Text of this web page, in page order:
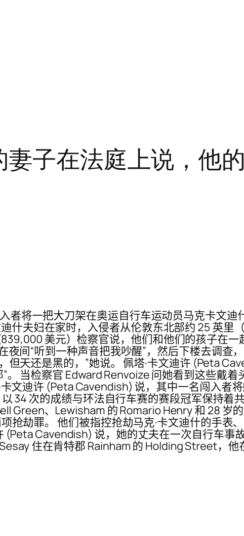
子在法庭上说，他
者将一把大刀架在奥运自行车运动员马克卡文迪
什夫妇在家时，入侵者从伦敦东北部约 25 英里
美元）检察官说，他们和他们的孩子在
间“听到一种声音把我吵醒”，然后下楼去调查
但天还是黑的，”她说。 佩塔·卡文迪许 (Peta
。 当检察官 Edward Renvoize 问她看到这些戴
文迪许 (Peta Cavendish) 说，其中一名闯入者
34 次的成绩与环法自行车赛的赛段冠军保持着
Green、Lewisham 的 Romario Henry 和 28 岁
抢劫罪。 他们被指控抢劫马克·卡文迪什的手表
Cavendish) 说，她的丈夫在一次自行车事故
住在肯特郡 Rainham 的 Holding Street，